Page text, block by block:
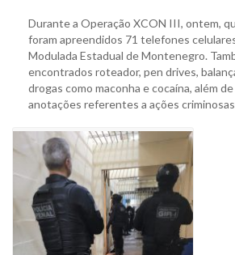
Durante a Operação XCON III, ontem,
foram apreendidos 71 telefones
Modulada Estadual de Montenegro.
encontrados roteador, pen drives,
drogas como maconha e cocaína, além
anotações referentes a ações